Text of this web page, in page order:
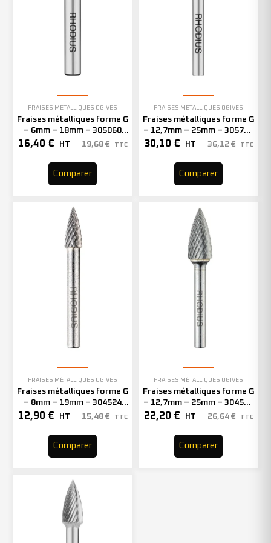
FRAISES MÉTALLIQUES OGIVES
Fraises métalliques forme G
– 6mm – 18mm – 305060
(x1)
16,40 € HT 19,68 € TTC
Comparer
FRAISES MÉTALLIQUES OGIVES
Fraises métalliques forme G
– 12,7mm – 25mm – 305706
(x1)
30,10 € HT 36,12 € TTC
Comparer
FRAISES MÉTALLIQUES OGIVES
Fraises métalliques forme G
– 8mm – 19mm – 304524
(x1)
12,90 € HT 15,48 € TTC
Comparer
FRAISES MÉTALLIQUES OGIVES
Fraises métalliques forme G
– 12,7mm – 25mm – 304526
(x1)
22,20 € HT 26,64 € TTC
Comparer